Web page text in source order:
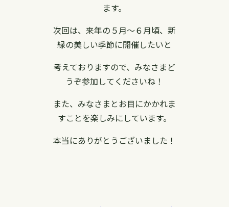
ます。
次回は、来年の５月〜６月頃、新
緑の美しい季節に開催したいと
考えておりますので、みなさまど
うぞ参加してくださいね！
また、みなさまとお目にかかれま
すことを楽しみにしています。
本当にありがとうございました！